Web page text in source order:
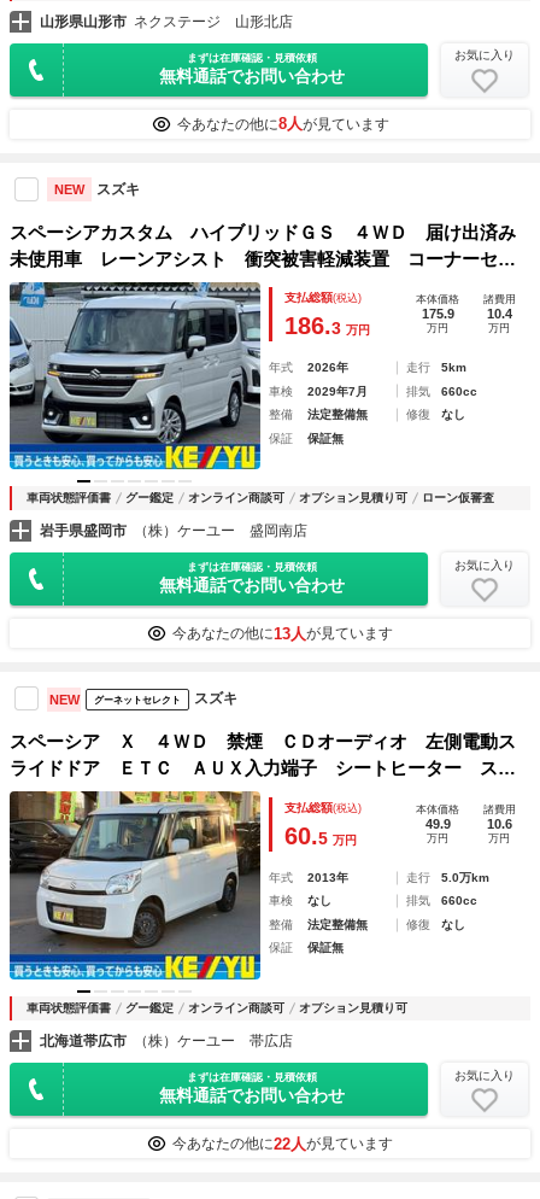
山形県山形市 ネクステージ 山形北店
まずは在庫確認・見積依頼
無料通話でお問い合わせ
お気に入り
今あなたの他に8人が見ています
NEW スズキ
スペーシアカスタム ハイブリッドＧＳ ４ＷＤ 届け出済み
未使用車 レーンアシスト 衝突被害軽減装置 コーナーセン
サー レーダークルーズコントロール フロント両席シートヒ
ーター 両側スライド・助手席側電動スライドドア ステアリ
ングリモコン ＬＥＤヘッドライト＆オートハイビーム
支払総額(税込)
186.3 万円
本体価格
175.9
万円
諸費用
10.4
万円
年式 2026年 走行
5km
車検
2029年7月 排気
660cc
整備
法定整備無 修復
なし
保証
保証無
車両状態評価書 グー鑑定 オンライン商談可 オプション見積り可 ローン仮審査
岩手県盛岡市 （株）ケーユー 盛岡南店
まずは在庫確認・見積依頼
無料通話でお問い合わせ
お気に入り
今あなたの他に13人が見ています
NEW グーネットセレクト スズキ
スペーシア Ｘ ４ＷＤ 禁煙 ＣＤオーディオ 左側電動ス
ライドドア ＥＴＣ ＡＵＸ入力端子 シートヒーター スマ
ートキー プッシュスタート ヘッドライトレベライザー 電
動格納ミラー アイドリングストップ
支払総額(税込)
60.5 万円
本体価格
49.9
万円
諸費用
10.6
万円
年式 2013年 走行
5.0万km
車検
なし 排気
660cc
整備
法定整備無 修復
なし
保証
保証無
車両状態評価書 グー鑑定 オンライン商談可 オプション見積り可
北海道帯広市 （株）ケーユー 帯広店
まずは在庫確認・見積依頼
無料通話でお問い合わせ
お気に入り
今あなたの他に22人が見ています